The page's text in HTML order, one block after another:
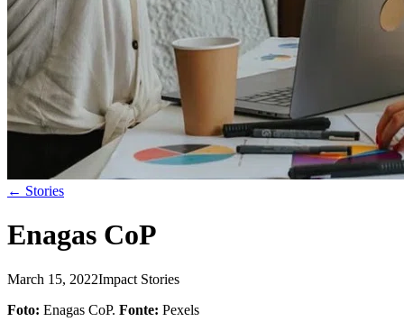
← Stories
Enagas CoP
March 15, 2022Impact Stories
Foto: Enagas CoP. Fonte: Pexels